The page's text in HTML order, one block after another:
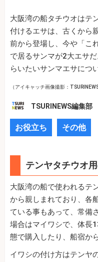
大阪湾の船タチウオはテ
付けるエサは、古くから
前から登場し、今や「こ
で居るサンマが2大エサ
らいたいサンマエサにつ
（アイキャッチ画像撮影：
TSURINEWS編集部
お役立ち その他
テンヤタチウオ
大阪湾の船で使われるテ
から親しまれており、各
ている事もあって、常備
場合はマイワシで、体長
態で購入したり、船宿か
イワシの付け方はテンヤ